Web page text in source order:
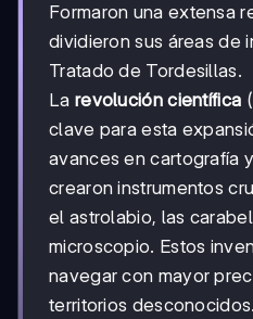
Formaron una extensa
dividieron sus áreas de
Tratado de Tordesillas.
La revolución científica
clave para esta
avances en cartografía
crearon instrumentos
el astrolabio, las
microscopio. Estos
navegar con mayor
territorios desconocidos.